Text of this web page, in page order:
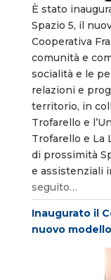
È stato
Spazio 5, il
Cooperativa
comunità e
socialità e le
relazioni e
territorio, in
Trofarello e
Trofarello e La
di prossimità
e assistenziali
seguito…
Inaugurato il
nuovo